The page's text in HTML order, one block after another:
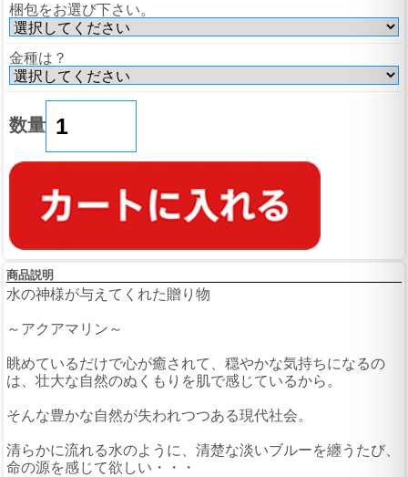
梱包をお選び下さい。
金種は？
数量
商品説明
水の神様が与えてくれた贈り物
～アクアマリン～
眺めているだけで心が癒されて、穏やかな気持ちになるの
は、壮大な自然のぬくもりを肌で感じているから。
そんな豊かな自然が失われつつある現代社会。
清らかに流れる水のように、清楚な淡いブルーを纏うたび、
命の源を感じて欲しい・・・